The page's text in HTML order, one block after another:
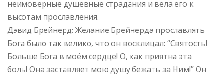
неимоверные душевные страдания и вела его к
высотам прославления.
Дэвид Брейнерд: Желание Брейнерда прославлять
Бога было так велико, что он восклицал: “Святость!
Больше Бога в моём сердце! О, как приятна эта
боль! Она заставляет мою душу бежать за Ним!” Он